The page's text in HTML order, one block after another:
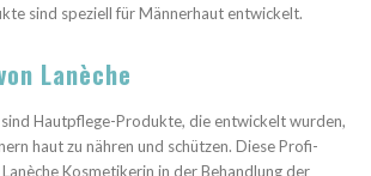
sind speziell für Männerhaut entwickelt.
Lanèche
sind Hautpflege-Produkte, die entwickelt wurden,
haut zu nähren und schützen. Diese Profi-
Kosmetikerin in der Behandlung der